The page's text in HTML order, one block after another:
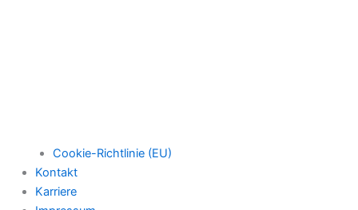
Cookie-Richtlinie (EU)
Kontakt
Karriere